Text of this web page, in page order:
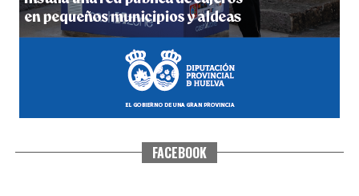
CUARTA CORRIDA DE LAS FIESTAS COLOMBINAS
FACEBOOK